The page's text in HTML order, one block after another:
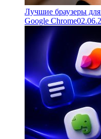
Лучшие браузеры
Google Chrome